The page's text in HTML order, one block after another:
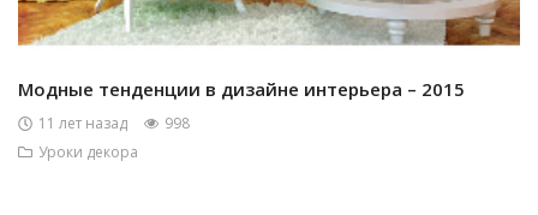
Модные тенденции в дизайне интерьера – 2015
11 лет назад
998
Уроки декора